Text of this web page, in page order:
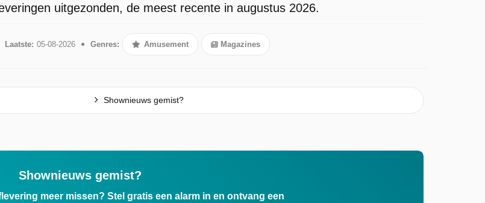
uitgezonden, de meest recente in augustus 2026.
Laatste: 05-08-2026 Genres: Amusement Magazines
Shownieuws gemist?
Shownieuws gemist?
meer missen? Stel gratis een alarm in en ontvang een